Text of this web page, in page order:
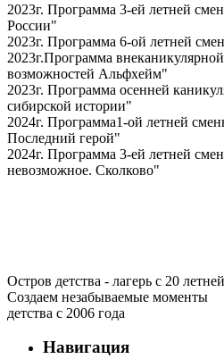
2023г. Программа 3-ей летней
России"
2023г. Программа 6-ой летней
2023г.Программа
возможностей Альфхейм"
2023г. Программа осенней
сибирской истории"
2024г. Программа1-ой летней
Последний герой"
2024г. Программа 3-ей летней
невозможное. Сколково"
Остров детства - лагерь с 20
Создаем незабываемые моменты
детства с 2006 года
Навигация